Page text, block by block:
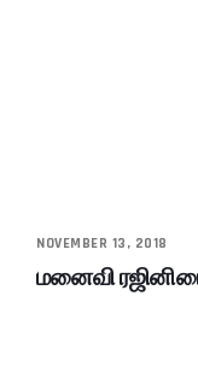
NOVEMBER 13, 2018
மனைவி